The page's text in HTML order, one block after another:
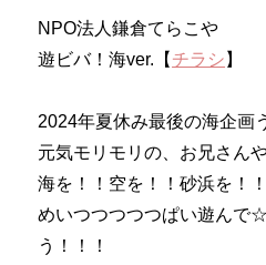
NPO法人鎌倉てらこや
遊ビバ！海ver.【 チラシ 】
2024年夏休み最後の海企画
元気モリモリの、お兄さん
海を！！空を！！砂浜を！
めいつつつつつぱい遊んで
う！！！